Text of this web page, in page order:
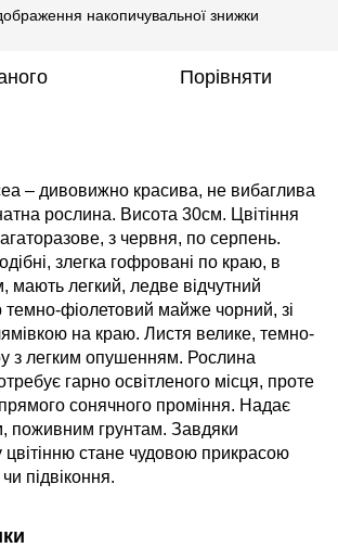
накопичувальної знижки
Порівняти
– дивовижно красива, не вибаглива
рослина. Висота 30см. Цвітіння
з червня, по серпень.
злегка гофровані по краю, в
мають легкий, ледве відчутний
фіолетовий майже чорний, зі
на краю. Листя велике, темно-
з легким опушенням. Рослина
гарно освітленого місця, проте
сонячного проміння. Надає
поживним грунтам. Завдяки
стане чудовою прикрасою
підвіконня.